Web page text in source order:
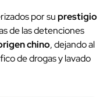
por suprestigio
de las detenciones
chino, dejando al
de drogas y lavado